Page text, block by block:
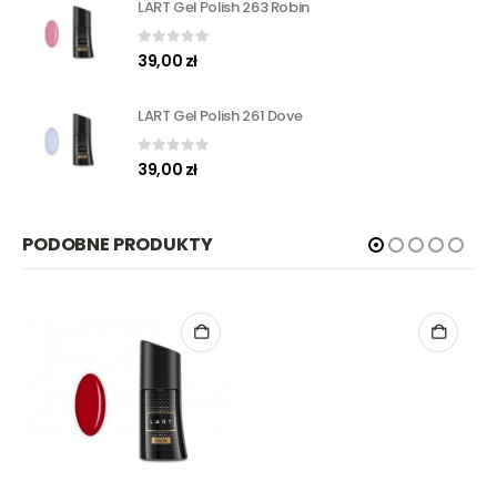
LART Gel Polish 263 Robin
0out of 5
39,00 zł
LART Gel Polish 261 Dove
0out of 5
39,00 zł
PODOBNE PRODUKTY